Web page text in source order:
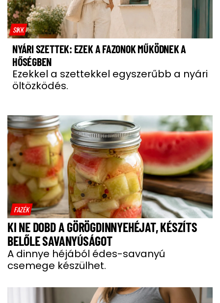
SIKK
NYÁRI SZETTEK: EZEK A FAZONOK MŰKÖDNEK A
HŐSÉGBEN
Ezekkel a szettekkel egyszerűbb a nyári
öltözködés.
FAZÉK
KI NE DOBD A GÖRÖGDINNYEHÉJAT, KÉSZÍTS
BELŐLE SAVANYÚSÁGOT
A dinnye héjából édes-savanyú
csemege készülhet.